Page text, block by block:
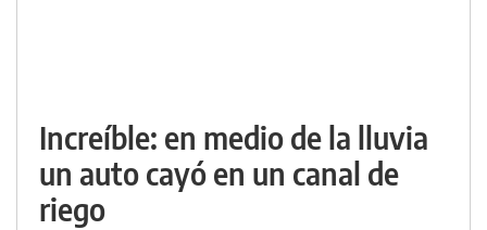
Increíble: en medio de la lluvia
un auto cayó en un canal de
riego